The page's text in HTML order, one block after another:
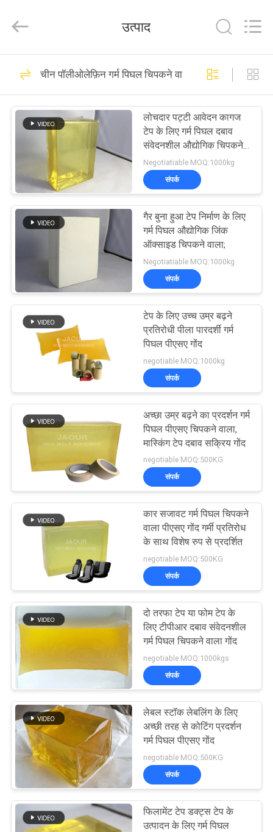
उत्पादों
कारखाना
गुणवत्ता
नियंत्रण
करें
समाचार
मामले
एक
उद्धरण
अनुरोध
करें
साइटमैप
गोपनीयता
नीति
Adhesive
Products
Rights
गर्म पिघल पीएसए चिपकने
वाला
105
गर्म पिघल दबाव
संवेदनशील चिपकने वाला
78
पीएसए दबाव संवेदनशील
चिपकने वाला
पीएसए गोंद
गर्म पिघल गोंद चिपकने
वाला
18
गरम तरल गोंद
35
उत्पाद
चीन पॉलीओलेफ़िन गर्म पिघल चिपकने वाला
लोचदार पट्टी आवेदन कागज
टेप के लिए गर्म पिघल दबाव
संवेदनशील औद्योगिक चिपकने
वाला:
Negotiatiable MOQ:1000kg
संपर्क
गैर बुना हुआ टेप निर्माण के लिए
गर्म पिघल औद्योगिक जिंक
ऑक्साइड चिपकने वाला;
Negotiatiable MOQ:1000kg
संपर्क
टेप के लिए उच्च उम्र बढ़ने
प्रतिरोधी पीला पारदर्शी गर्म
पिघल पीएसए गोंद
negotiable MOQ:1000kg
संपर्क
अच्छा उम्र बढ़ने का प्रदर्शन गर्म
पिघल पीएसए चिपकने वाला,
मास्किंग टेप दबाव सक्रिय गोंद
negotiable MOQ:500KG
संपर्क
कार सजावट गर्म पिघल चिपकने
वाला पीएसए गोंद गर्मी प्रतिरोध
के साथ विशेष रुप से प्रदर्शित
negotiable MOQ:500KG
संपर्क
दो तरफा टेप या फोम टेप के
लिए टीपीआर दबाव संवेदनशील
गर्म पिघल चिपकने वाला गोंद
negotiable MOQ:1000kgs
संपर्क
लेबल स्टॉक लेबलिंग के लिए
अच्छी तरह से कोटिंग प्रदर्शन
गर्म पिघल पीएसए गोंद
negotiable MOQ:500KG
संपर्क
फिलामेंट टेप डक्ट्स टेप के
उत्पादन के लिए गर्म पिघल